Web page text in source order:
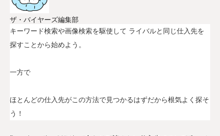
ザ・バイヤーズ編集部
キーワード検索や画像検索を駆使して ライバルと同じ仕入先を
探すことから始めよう。
一方で
ほとんどの仕入先がこの方法で見つかるはずだから根気よく探そ
う！